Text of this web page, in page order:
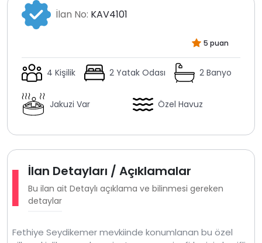
İlan No: KAV4101
5 puan
4 Kişilik 2 Yatak Odası 2 Banyo
Jakuzi Var Özel Havuz
İlan Detayları / Açıklamalar
Bu ilan ait Detaylı açıklama ve bilinmesi gereken
detaylar
Fethiye Seydikemer mevkiinde konumlanan bu özel